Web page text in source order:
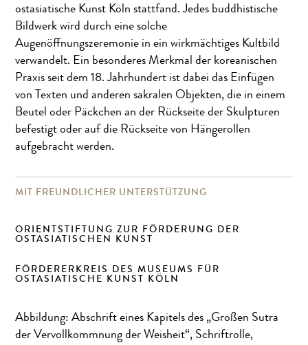
ostasiatische Kunst Köln stattfand. Jedes buddhistische
Bildwerk wird durch eine solche
Augenöffnungszeremonie in ein wirkmächtiges Kultbild
verwandelt. Ein besonderes Merkmal der koreanischen
Praxis seit dem 18. Jahrhundert ist dabei das Einfügen
von Texten und anderen sakralen Objekten, die in einem
Beutel oder Päckchen an der Rückseite der Skulpturen
befestigt oder auf die Rückseite von Hängerollen
aufgebracht werden.
MIT FREUNDLICHER UNTERSTÜTZUNG
ORIENTSTIFTUNG ZUR FÖRDERUNG DER
OSTASIATISCHEN KUNST
FÖRDERERKREIS DES MUSEUMS FÜR
OSTASIATISCHE KUNST KÖLN
Abbildung: Abschrift eines Kapitels des „Großen Sutra
der Vervollkommnung der Weisheit“, Schriftrolle,